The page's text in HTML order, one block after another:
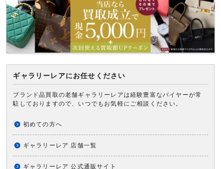
ギャラリーレアにお任せください
ブランド品買取の老舗ギャラリーレアは経験豊富なバイヤーが常
駐しておりますので、いつでもお気軽にご相談ください。
初めての方へ
ギャラリーレア 店舗一覧
ギャラリーレア 公式通販サイト